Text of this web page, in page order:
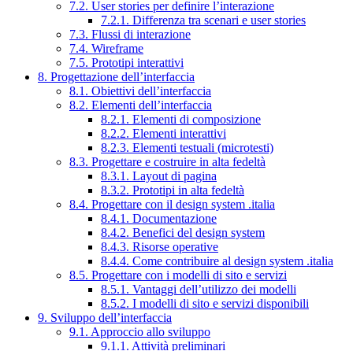
7.2. User stories per definire l’interazione
7.2.1. Differenza tra scenari e user stories
7.3. Flussi di interazione
7.4. Wireframe
7.5. Prototipi interattivi
8. Progettazione dell’interfaccia
8.1. Obiettivi dell’interfaccia
8.2. Elementi dell’interfaccia
8.2.1. Elementi di composizione
8.2.2. Elementi interattivi
8.2.3. Elementi testuali (microtesti)
8.3. Progettare e costruire in alta fedeltà
8.3.1. Layout di pagina
8.3.2. Prototipi in alta fedeltà
8.4. Progettare con il design system .italia
8.4.1. Documentazione
8.4.2. Benefici del design system
8.4.3. Risorse operative
8.4.4. Come contribuire al design system .italia
8.5. Progettare con i modelli di sito e servizi
8.5.1. Vantaggi dell’utilizzo dei modelli
8.5.2. I modelli di sito e servizi disponibili
9. Sviluppo dell’interfaccia
9.1. Approccio allo sviluppo
9.1.1. Attività preliminari